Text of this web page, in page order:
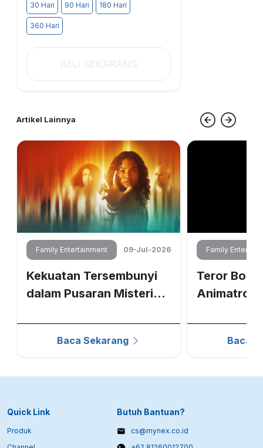
30 Hari 90 Hari 180 Hari
360 Hari
Artikel Lainnya
Family Entertainment 09-Jul-2026
Kekuatan Tersembunyi
dalam Pusaran Misteri
Baca Sekarang
Family
Teror
Baca
Quick Link
Produk
Butuh Bantuan?
cs@mynex.co.id